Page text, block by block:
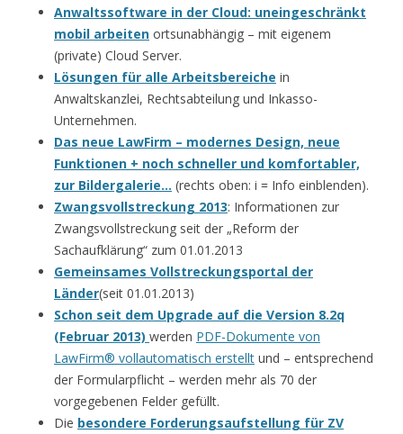
Anwaltssoftware in der Cloud: uneingeschränkt
mobil arbeiten ortsunabhängig – mit eigenem
(private) Cloud Server.
Lösungen für alle Arbeitsbereiche in
Anwaltskanzlei, Rechtsabteilung und Inkasso-
Unternehmen.
Das neue LawFirm – modernes Design, neue
Funktionen + noch schneller und komfortabler,
zur Bildergalerie… (rechts oben: i = Info einblenden).
Zwangsvollstreckung 2013: Informationen zur
Zwangsvollstreckung seit der „Reform der
Sachaufklärung“ zum 01.01.2013
Gemeinsames Vollstreckungsportal der
Länder(seit 01.01.2013)
Schon seit dem Upgrade auf die Version 8.2q
(Februar 2013) werden PDF-Dokumente von
LawFirm® vollautomatisch erstellt und – entsprechend
der Formularpflicht – werden mehr als 70 der
vorgegebenen Felder gefüllt.
Die besondere Forderungsaufstellung für ZV